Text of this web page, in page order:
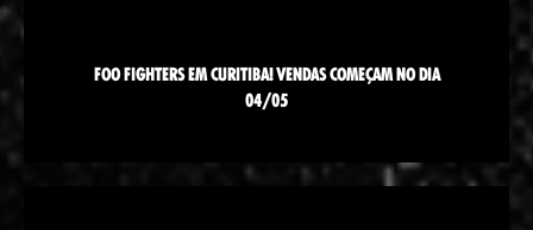
FOO FIGHTERS EM CURITIBA! VENDAS COMEÇAM NO DIA
04/05